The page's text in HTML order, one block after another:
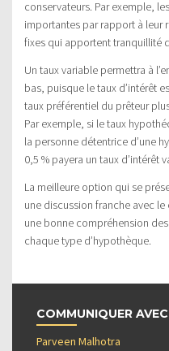
conservateurs. Par exemple,
importantes par rapport à leur
fixes qui apportent tranquillité
Un taux variable permettra à
bas, puisque le taux d’intérêt
taux préférentiel du prêteur
Par exemple, si le taux
la personne détentrice d’une
0,5 % payera un taux d’intérêt
La meilleure option qui se
une discussion franche avec
une bonne compréhension
chaque type d’hypothèque.
COMMUNIQUER
Parveen Malhotra